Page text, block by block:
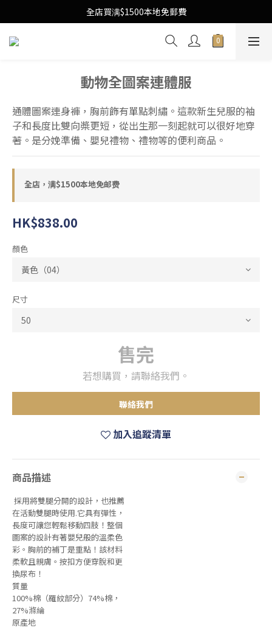
Free Local Shipping Upon $1500 purchase
全店買满$1500本地免郵費
Free Local Shipping Upon $1500 purchase
動物全圖案連體服
通體圖案連身褲，胸前飾有單點刺繡。這款新生兒服的袖
子和長度比雙向槳更短，從出生那一刻起就可以很好地穿
著。是分娩準備、嬰兒禮物、禮物等的便利商品。
全店，满$1500本地免邮费
HK$838.00
顏色
尺寸
售完
若想購買，請聯絡我們。
聯絡我們
加入追蹤清單
商品描述
採用將雙腿分開的設計，也推薦
在活動雙腿時使用.它具有彈性，
長度可讓您輕鬆移動四肢！整個
圖案的設計有著嬰兒般的溫柔色
彩。胸前的補丁是重點！該材料
柔軟且親膚。按扣方便穿脫和更
換尿布！
質量
100%棉（羅紋部分）74%棉，
27%滌綸
原產地